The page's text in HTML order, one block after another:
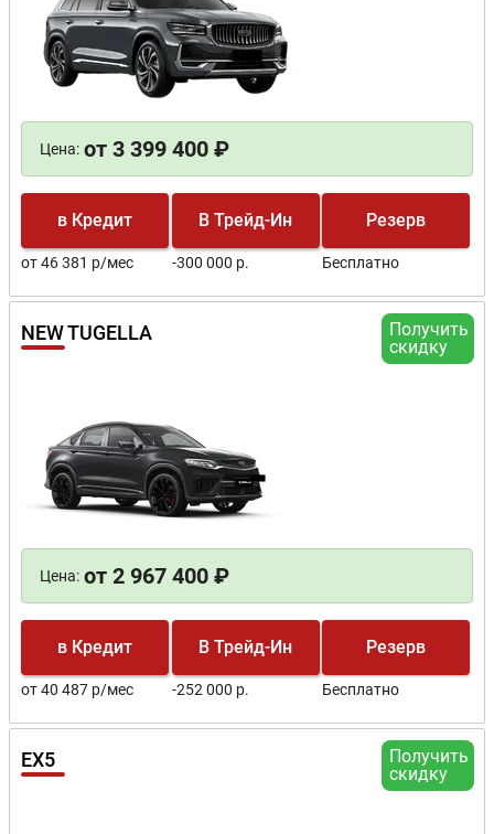
Цена: от 3 399 400 ₽
в Кредит
от 46 381 р/мес
В Трейд-Ин
-300 000 р.
Резерв
Бесплатно
Получить
скидку
NEW TUGELLA
Цена: от 2 967 400 ₽
в Кредит
от 40 487 р/мес
В Трейд-Ин
-252 000 р.
Резерв
Бесплатно
Получить
скидку
EX5